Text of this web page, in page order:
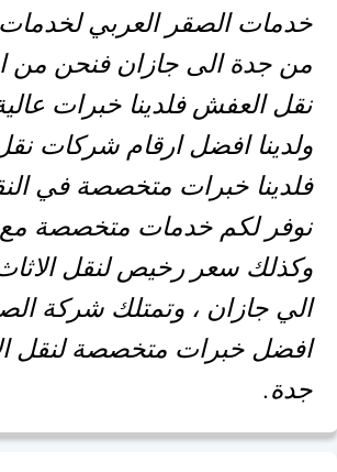
خدمات الصقر العربي لخدمات
من جدة الى جازان فنحن من
نقل العفش فلدينا خبرات عالية
ولدينا افضل ارقام شركات
فلدينا خبرات متخصصة في
نوفر لكم خدمات متخصصة مع
وكذلك سعر رخيص لنقل
الي جازان ، وتمتلك شركة
افضل خبرات متخصصة لنقل
جدة.